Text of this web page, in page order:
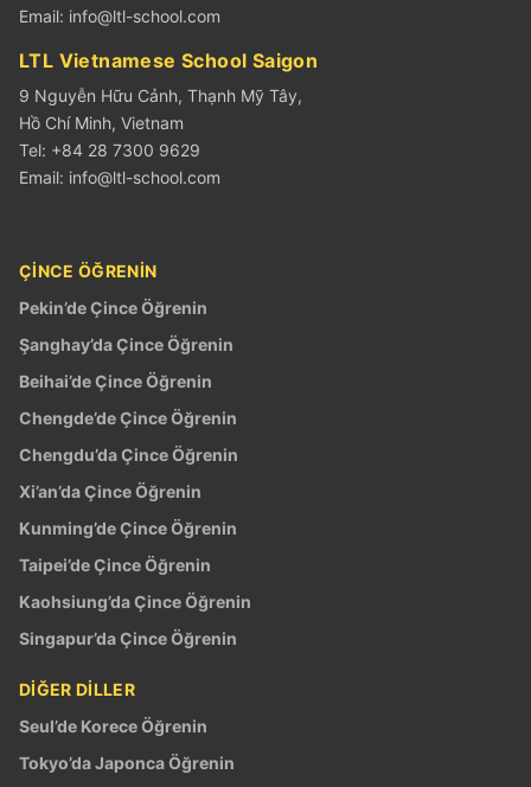
Email: info@ltl-school.com
LTL Vietnamese School Saigon
9 Nguyễn Hữu Cảnh, Thạnh Mỹ Tây,
Hồ Chí Minh, Vietnam
Tel: +84 28 7300 9629
Email: info@ltl-school.com
ÇINCE ÖĞRENIN
Pekin’de Çince Öğrenin
Şanghay’da Çince Öğrenin
Beihai’de Çince Öğrenin
Chengde’de Çince Öğrenin
Chengdu’da Çince Öğrenin
Xi’an’da Çince Öğrenin
Kunming’de Çince Öğrenin
Taipei’de Çince Öğrenin
Kaohsiung’da Çince Öğrenin
Singapur’da Çince Öğrenin
DİĞER DİLLER
Seul’de Korece Öğrenin
Tokyo’da Japonca Öğrenin